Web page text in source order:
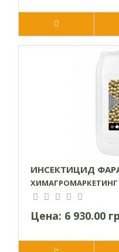
ИНСЕКТИЦИД
ХИМАГРОМАРКЕТИНГ
Цена: 6 930.00